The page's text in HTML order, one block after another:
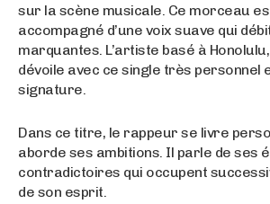
sur la scène musicale. Ce morceau
accompagné d’une voix suave qui
marquantes. L’artiste basé à
dévoile avec ce single très personnel
signature.
Dans ce titre, le rappeur se livre
aborde ses ambitions. Il parle de ses
contradictoires qui occupent
de son esprit.